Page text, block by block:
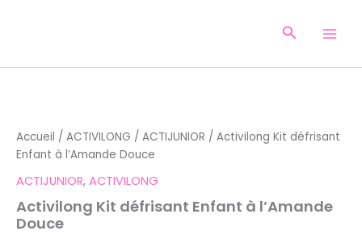
Accueil / ACTIVILONG / ACTIJUNIOR / Activilong Kit défrisant
Enfant à l’Amande Douce
ACTIJUNIOR, ACTIVILONG
Activilong Kit défrisant Enfant à l’Amande
Douce